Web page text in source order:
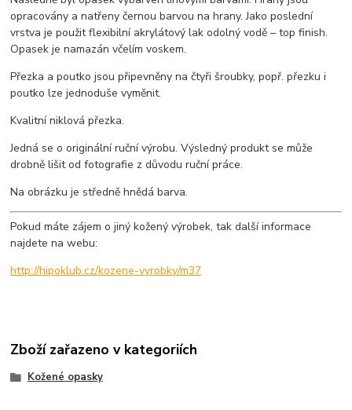
opracovány a natřeny černou barvou na hrany. Jako poslední
vrstva je použit flexibilní akrylátový lak odolný vodě – top finish.
Opasek je namazán včelím voskem.
Přezka a poutko jsou připevněny na čtyři šroubky, popř. přezku i
poutko lze jednoduše vyměnit.
Kvalitní niklová přezka.
Jedná se o originální ruční výrobu. Výsledný produkt se může
drobně lišit od fotografie z důvodu ruční práce.
Na obrázku je středně hnědá barva.
Pokud máte zájem o jiný kožený výrobek, tak další informace
najdete na webu:
http://hipoklub.cz/kozene-vyrobky/m37
Zboží zařazeno v kategoriích
Kožené opasky